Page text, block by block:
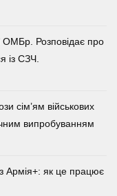
ОМБр. Розповідає про
із СЗЧ.
сім’ям військових
випробуванням
Армія+: як це працює